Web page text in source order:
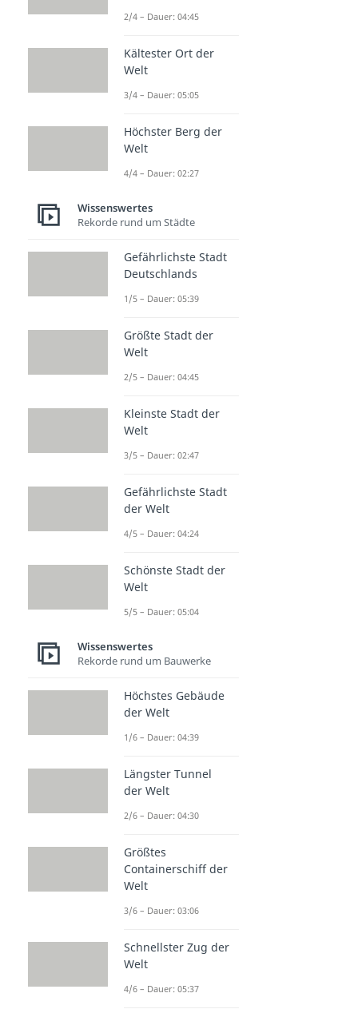
2/4 – Dauer: 04:45
Kältester Ort der
Welt
3/4 – Dauer: 05:05
Höchster Berg der
Welt
4/4 – Dauer: 02:27
Wissenswertes
Rekorde rund um Städte
Gefährlichste Stadt
Deutschlands
1/5 – Dauer: 05:39
Größte Stadt der
Welt
2/5 – Dauer: 04:45
Kleinste Stadt der
Welt
3/5 – Dauer: 02:47
Gefährlichste Stadt
der Welt
4/5 – Dauer: 04:24
Schönste Stadt der
Welt
5/5 – Dauer: 05:04
Wissenswertes
Rekorde rund um Bauwerke
Höchstes Gebäude
der Welt
1/6 – Dauer: 04:39
Längster Tunnel
der Welt
2/6 – Dauer: 04:30
Größtes
Containerschiff der
Welt
3/6 – Dauer: 03:06
Schnellster Zug der
Welt
4/6 – Dauer: 05:37